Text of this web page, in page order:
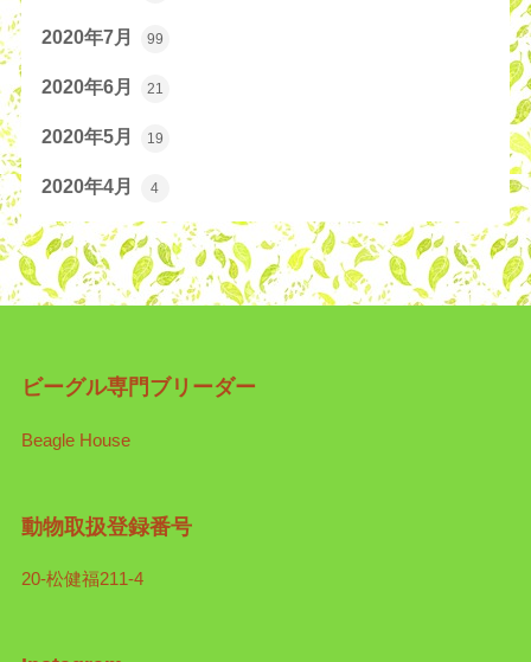
2020年7月 99
2020年6月 21
2020年5月 19
2020年4月 4
ビーグル専門ブリーダー
Beagle House
動物取扱登録番号
20-松健福211-4